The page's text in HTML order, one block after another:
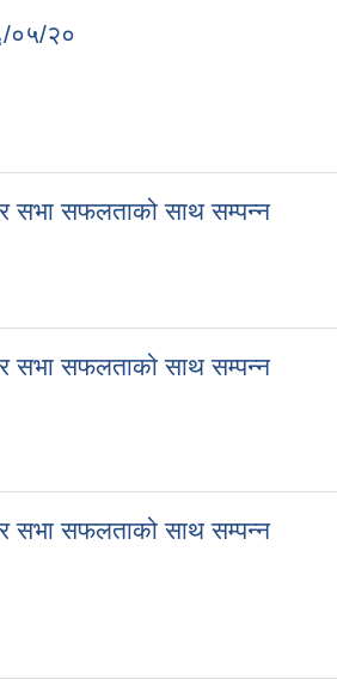
०५/२०
सभा सफलताको साथ सम्पन्न
सभा सफलताको साथ सम्पन्न
सभा सफलताको साथ सम्पन्न